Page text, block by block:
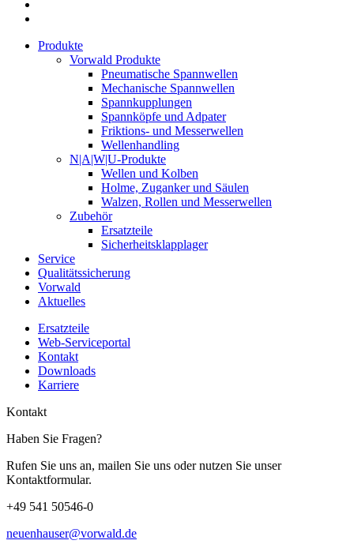
Produkte
Vorwald Produkte
Pneumatische Spannwellen
Mechanische Spannwellen
Spannkupplungen
Spannköpfe und Adpater
Friktions- und Messerwellen
Wellenhandling
N|A|W|U-Produkte
Wellen und Kolben
Holme, Zuganker und Säulen
Walzen, Rollen und Messerwellen
Zubehör
Ersatzteile
Sicherheitsklapplager
Service
Qualitätssicherung
Vorwald
Aktuelles
Ersatzteile
Web-Serviceportal
Kontakt
Downloads
Karriere
Kontakt
Haben Sie Fragen?
Rufen Sie uns an, mailen Sie uns oder nutzen Sie unser
Kontaktformular.
+49 541 50546-0
neuenhauser@vorwald.de